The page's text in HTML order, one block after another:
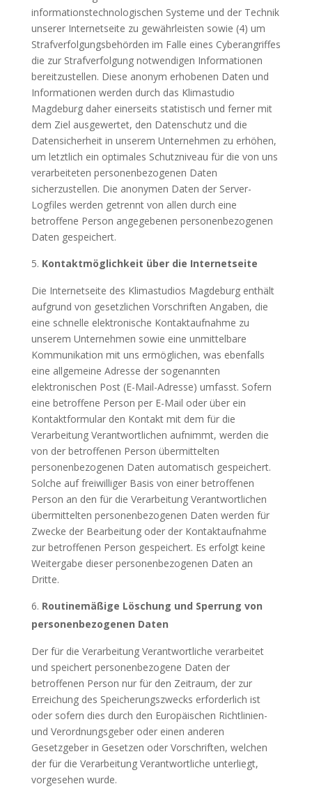
informationstechnologischen Systeme und der Technik
unserer Internetseite zu gewährleisten sowie (4) um
Strafverfolgungsbehörden im Falle eines Cyberangriffes
die zur Strafverfolgung notwendigen Informationen
bereitzustellen. Diese anonym erhobenen Daten und
Informationen werden durch das Klimastudio
Magdeburg daher einerseits statistisch und ferner mit
dem Ziel ausgewertet, den Datenschutz und die
Datensicherheit in unserem Unternehmen zu erhöhen,
um letztlich ein optimales Schutzniveau für die von uns
verarbeiteten personenbezogenen Daten
sicherzustellen. Die anonymen Daten der Server-
Logfiles werden getrennt von allen durch eine
betroffene Person angegebenen personenbezogenen
Daten gespeichert.
Kontaktmöglichkeit über die Internetseite
Die Internetseite des Klimastudios Magdeburg enthält
aufgrund von gesetzlichen Vorschriften Angaben, die
eine schnelle elektronische Kontaktaufnahme zu
unserem Unternehmen sowie eine unmittelbare
Kommunikation mit uns ermöglichen, was ebenfalls
eine allgemeine Adresse der sogenannten
elektronischen Post (E-Mail-Adresse) umfasst. Sofern
eine betroffene Person per E-Mail oder über ein
Kontaktformular den Kontakt mit dem für die
Verarbeitung Verantwortlichen aufnimmt, werden die
von der betroffenen Person übermittelten
personenbezogenen Daten automatisch gespeichert.
Solche auf freiwilliger Basis von einer betroffenen
Person an den für die Verarbeitung Verantwortlichen
übermittelten personenbezogenen Daten werden für
Zwecke der Bearbeitung oder der Kontaktaufnahme
zur betroffenen Person gespeichert. Es erfolgt keine
Weitergabe dieser personenbezogenen Daten an
Dritte.
Routinemäßige Löschung und Sperrung von
personenbezogenen Daten
Der für die Verarbeitung Verantwortliche verarbeitet
und speichert personenbezogene Daten der
betroffenen Person nur für den Zeitraum, der zur
Erreichung des Speicherungszwecks erforderlich ist
oder sofern dies durch den Europäischen Richtlinien-
und Verordnungsgeber oder einen anderen
Gesetzgeber in Gesetzen oder Vorschriften, welchen
der für die Verarbeitung Verantwortliche unterliegt,
vorgesehen wurde.